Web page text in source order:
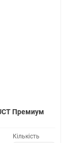
Премиум
Кількість